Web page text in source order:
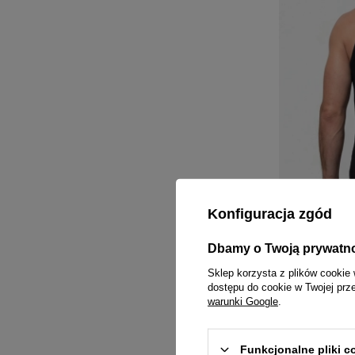
W PROMOCJI
PITBULL
Konfiguracja zgód
Dbamy o Twoją
Sklep korzysta z plików cookie
dostępu do cookie w Twojej
warunki Google
Funkcjonalne pliki